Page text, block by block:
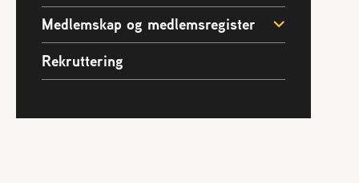
Medlemskap og medlemsregister
Rekruttering